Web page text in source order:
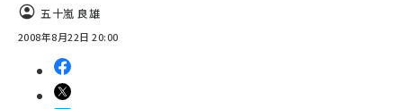
ai crunch (1370)
五十嵐 良雄
2008年8月22日 20:00